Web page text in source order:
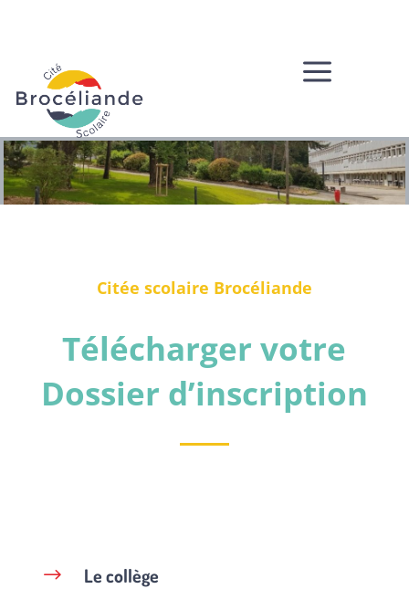
a
Citée scolaire Brocéliande
Télécharger votre
Dossier d’inscription
$ Le collège